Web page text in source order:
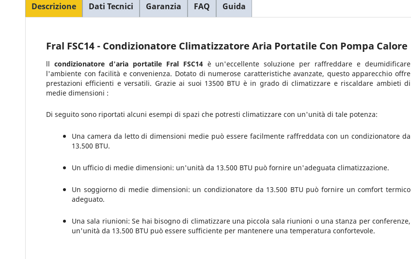
Descrizione Dati Tecnici Garanzia FAQ Guida
Fral FSC14 - Condizionatore Climatizzatore Aria Portatile Con Pompa Calore
ll condizionatore d'aria portatile Fral FSC14è un'eccellente soluzione per raffreddare e deumidificare
l'ambiente con facilità e convenienza. Dotato di numerose caratteristiche avanzate, questo apparecchio offre
prestazioni efficienti e versatili. Grazie ai suoi 13500 BTU è in grado di climatizzare e riscaldare ambieti di
medie dimensioni :
Di seguito sono riportati alcuni esempi di spazi che potresti climatizzare con un'unità di tale potenza:
Una camera da letto di dimensioni medie può essere facilmente raffreddata con un condizionatore da
13.500 BTU.
Un ufficio di medie dimensioni: un'unità da 13.500 BTU può fornire un'adeguata climatizzazione.
Un soggiorno di medie dimensioni: un condizionatore da 13.500 BTU può fornire un comfort termico
adeguato.
Una sala riunioni: Se hai bisogno di climatizzare una piccola sala riunioni o una stanza per conferenze,
un'unità da 13.500 BTU può essere sufficiente per mantenere una temperatura confortevole.